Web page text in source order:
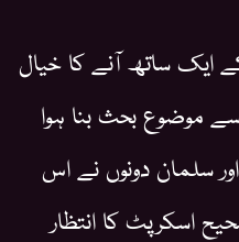
ایک ساتھ آنے کا خیال
موضوع بحث بنا ہوا
سلمان دونوں نے اس
اسکرپٹ کا انتظار